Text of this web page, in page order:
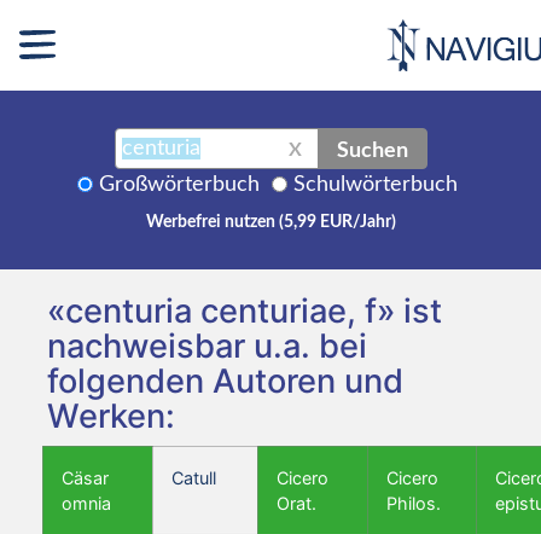
X Suchen
Großwörterbuch Schulwörterbuch
Werbefrei nutzen (5,99 EUR/Jahr)
«centuria centuriae, f» ist
nachweisbar u.a. bei
folgenden Autoren und
Werken:
Cäsar
omnia
Catull
Cicero
Orat.
Cicero
Philos.